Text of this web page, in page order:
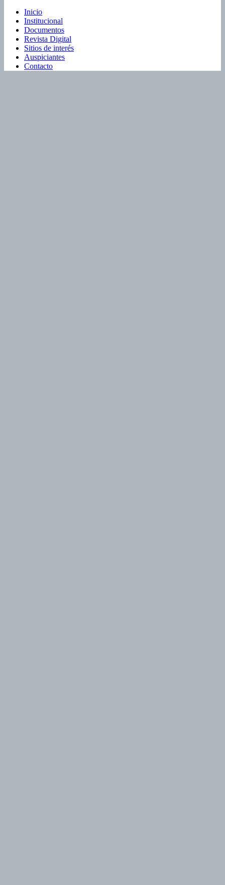
Inicio
Institucional
Documentos
Revista Digital
Sitios de interés
Auspiciantes
Contacto